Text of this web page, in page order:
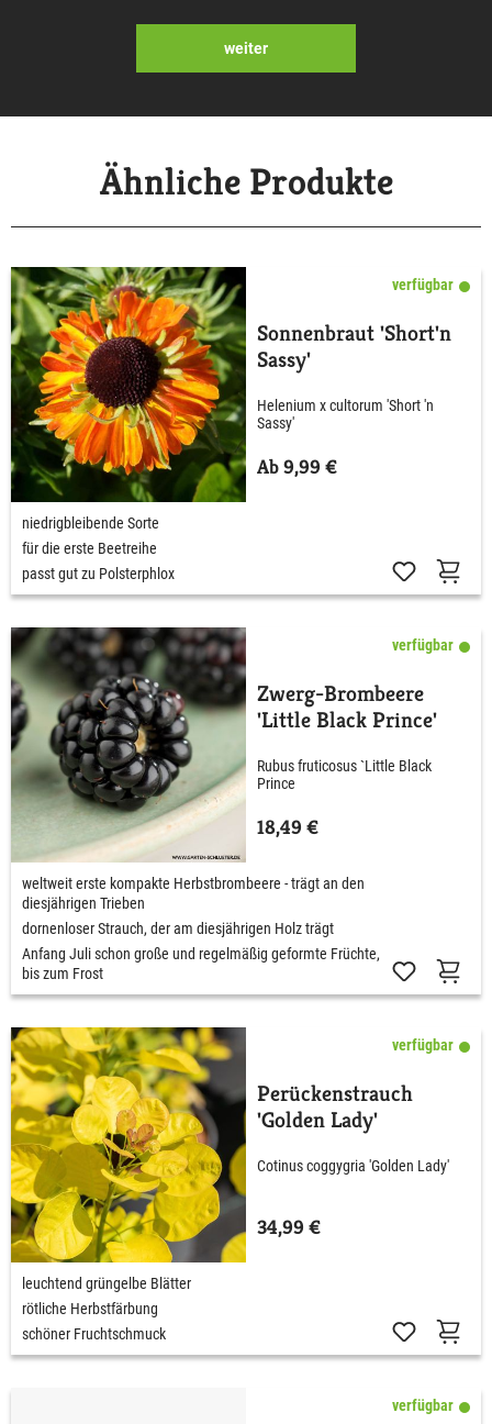
weiter
Ähnliche Produkte
verfügbar
Sonnenbraut 'Short'n
Sassy'
Helenium x cultorum 'Short 'n
Sassy'
Ab 9,99 €
niedrigbleibende Sorte
für die erste Beetreihe
passt gut zu Polsterphlox
verfügbar
Zwerg-Brombeere
'Little Black Prince'
Rubus fruticosus `Little Black
Prince
18,49 €
weltweit erste kompakte Herbstbrombeere - trägt an den
diesjährigen Trieben
dornenloser Strauch, der am diesjährigen Holz trägt
Anfang Juli schon große und regelmäßig geformte Früchte,
bis zum Frost
verfügbar
Perückenstrauch
'Golden Lady'
Cotinus coggygria 'Golden Lady'
34,99 €
leuchtend grüngelbe Blätter
rötliche Herbstfärbung
schöner Fruchtschmuck
verfügbar